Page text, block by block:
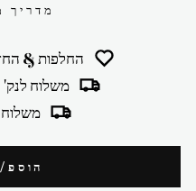
מדריך
החלפות &
משלוח לנק'
משלוח